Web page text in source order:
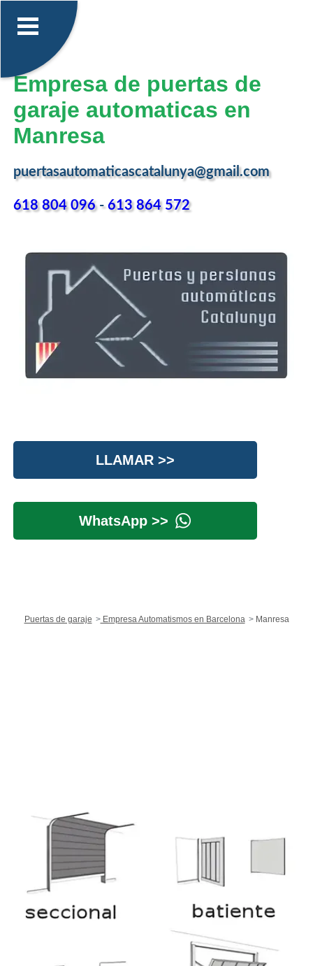
Empresa de puertas de
garaje automaticas en
Manresa
puertasautomaticascatalunya@gmail.com
618 804 096-613 864 572
LLAMAR >>
WhatsApp >>
Puertas de garaje Empresa Automatismos en Barcelona Manresa